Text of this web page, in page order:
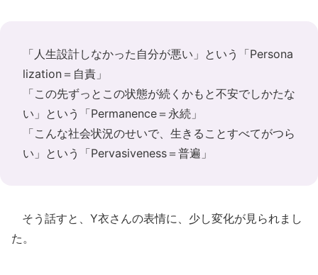
「人生設計しなかった自分が悪い」という「Persona
lization＝自責」
「この先ずっとこの状態が続くかもと不安でしかたな
い」という「Permanence＝永続」
「こんな社会状況のせいで、生きることすべてがつら
い」という「Pervasiveness＝普遍」
そう話すと、Y衣さんの表情に、少し変化が見られまし
た。